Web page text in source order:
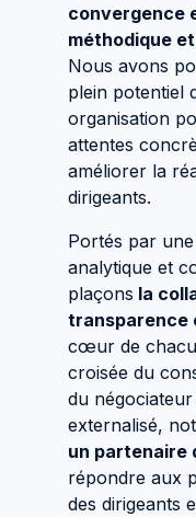
convergence
méthodique
Nous avons
plein potentiel
organisation
attentes
améliorer la
dirigeants.
Portés par
analytique et
plaçons la
transparence
cœur de
croisée du
du
externalisé,
un partenaire
répondre aux
des dirigeants